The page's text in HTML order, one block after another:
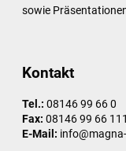
sowie
Kontakt
Tel.: 08146 99 66 0
Fax: 08146 99 66 111
E-Mail: